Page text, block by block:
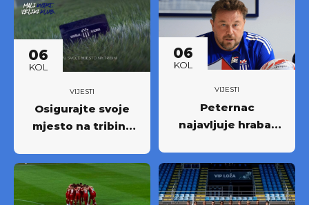
06
KOL
VIJESTI
Osigurajte svoje
mjesto na tribini:
godišnjih ulaznica
NK Rudeš za
prvoligašku
06
KOL
VIJESTI
Peternac
najavljuje hrabar